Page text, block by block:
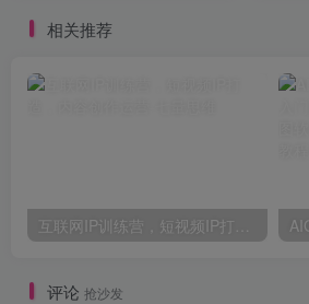
相关推荐
评论 抢沙发